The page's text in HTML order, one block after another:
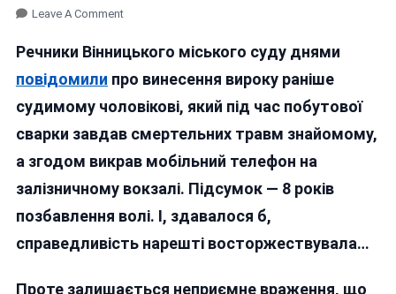
Leave A CommentOn
Який
«чекав»
Років:
Майстер-
Клас
Вінницького
Суду
Навішування
Речники Вінницького міського суду днями
повідомили про винесення вироку раніше
судимому чоловікові, який під час побутової
сварки завдав смертельних травм знайомому,
а згодом викрав мобільний телефон на
залізничному вокзалі. Підсумок — 8 років
позбавлення волі. І, здавалося б,
справедливість нарешті восторжествувала…
Проте залишається неприємне враження, що